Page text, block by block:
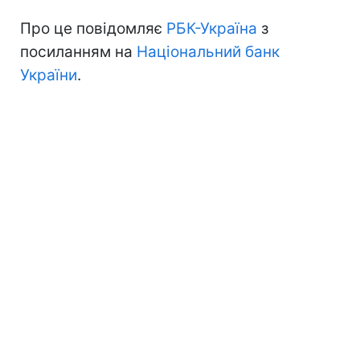
Про це повідомляє РБК-Україна з
посиланням на Національний банк
України.